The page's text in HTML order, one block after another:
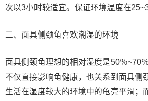
次以3小时较适宜。保证环境温度在
二、面具侧颈龟喜欢潮湿的环境
面具侧颈龟理想的相对湿度是50％~70
不仅直接影响龟健康，也关系到面具侧
生活在湿度较大的环境中的龟壳平滑；